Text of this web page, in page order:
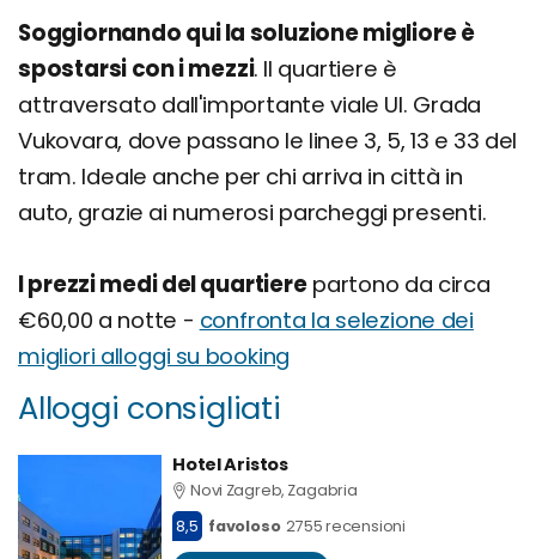
Soggiornando qui la soluzione migliore è
spostarsi con i mezzi. Il quartiere è
attraversato dall'importante viale Ul. Grada
Vukovara, dove passano le linee 3, 5, 13 e 33 del
tram. Ideale anche per chi arriva in città in
auto, grazie ai numerosi parcheggi presenti.
I prezzi medi del quartierepartono da circa
€60,00 a notte - confronta la selezione dei
migliori alloggi su booking
Alloggi consigliati
Hotel Aristos
Novi Zagreb, Zagabria
8,5 favoloso 2755 recensioni